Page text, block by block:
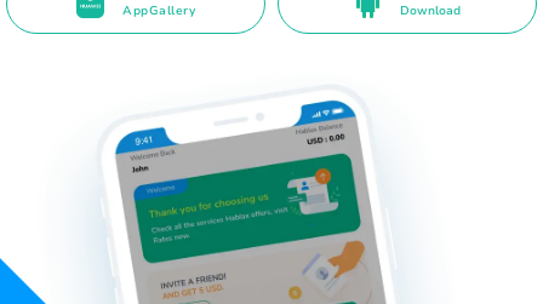
AppGallery Download